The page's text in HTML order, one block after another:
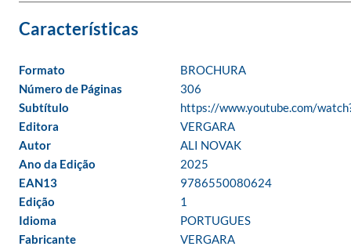
Formato
BROCHURA
Número de Páginas
306
Subtítulo
https://www.youtube.com/
Editora
VERGARA
Autor
ALI NOVAK
Ano da Edição
2025
EAN13
9786550080624
Edição
1
Idioma
PORTUGUES
Fabricante
VERGARA